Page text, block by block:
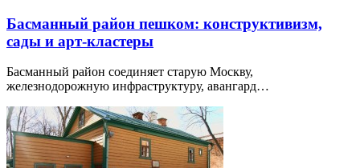
Басманный район пешком: конструктивизм,
сады и арт-кластеры
Басманный район соединяет старую Москву,
железнодорожную инфраструктуру, авангард…